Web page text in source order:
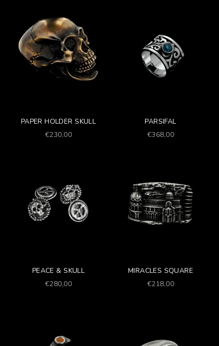
PAPER HOLDER SKULL
Prezzo scontato
€230,00
PARSIFAL
Prezzo scontato
€368,00
PEACE & SKULL
Prezzo scontato
€280,00
MIRACLES SQUARE
Prezzo scontato
€218,00